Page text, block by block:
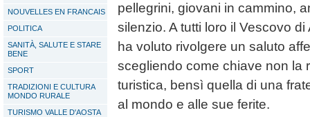
NOUVELLES EN FRANCAIS
POLITICA
SANITÀ, SALUTE E STARE
BENE
SPORT
TRADIZIONI E CULTURA
MONDO RURALE
TURISMO VALLE D'AOSTA
pellegrini, giovani in cammino,
silenzio. A tutti loro il Vescovo
ha voluto rivolgere un saluto
scegliendo come chiave non la
turistica, bensì quella di una
al mondo e alle sue ferite.